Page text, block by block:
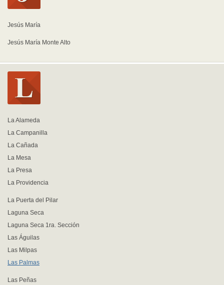
Jesús María
Jesús María Monte Alto
La Alameda
La Campanilla
La Cañada
La Mesa
La Presa
La Providencia
La Puerta del Pilar
Laguna Seca
Laguna Seca 1ra. Sección
Las Águilas
Las Milpas
Las Palmas
Las Peñas